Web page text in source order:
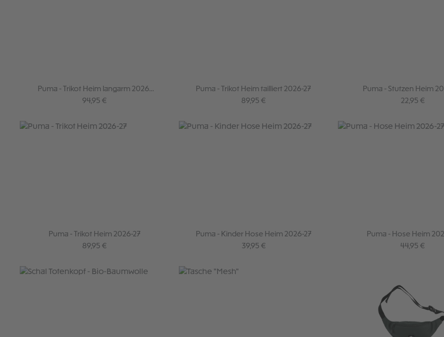
Puma - Trikot Heim langarm 2026-
27
Regulärer Preis:
94,95 €
Puma - Trikot Heim tailliert 2026-27
Regulärer Preis:
89,95 €
Puma - Stutzen Heim
Regulärer
22,95 €
Puma - Trikot Heim 2026-27
Regulärer Preis:
89,95 €
Puma - Kinder Hose Heim 2026-27
Regulärer Preis:
39,95 €
Puma - Hose Heim
Regulärer
44,95 €